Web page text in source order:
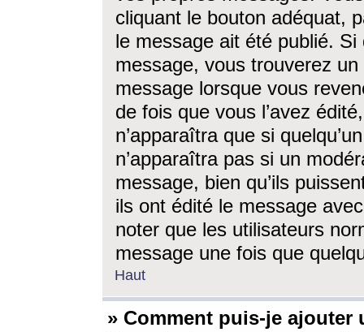
cliquant le bouton adéquat,
le message ait été publié. Si
message, vous trouverez
message lorsque vous
de fois que vous l’avez
n’apparaîtra que si
n’apparaîtra pas si un
message, bien qu’ils
ils ont édité le message
noter que les utilisateurs
message une fois que
Haut
» Comment puis-je ajouter